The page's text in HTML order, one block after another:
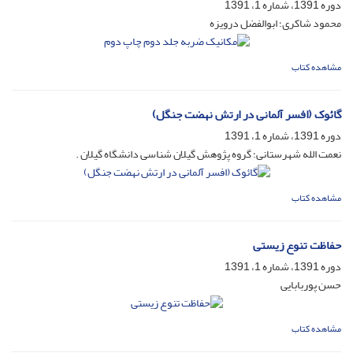
دوره 1391، شماره 1، 1391
محمود شاکری؛ ابوالفضل درویزه
مشاهده کتاب
گائوک (افسر آلمانی در ارتش نهضت جنگل)
دوره 1391، شماره 1، 1391
نعمت الله شهرستانی؛ گروه پژوهش گیلان شناسی دانشگاه گیلان .
مشاهده کتاب
حفاظت تنوع زیستی
دوره 1391، شماره 1، 1391
حسن پوربابایی
مشاهده کتاب